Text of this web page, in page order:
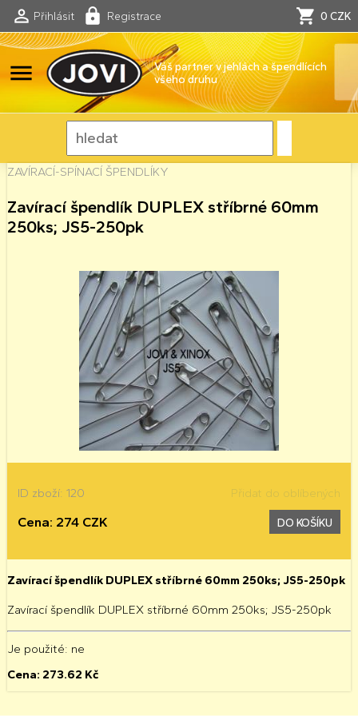
Přihlásit Registrace 0 CZK
menu
Váš partner v jehlách a špendlících
všeho druhu
ZAVÍRACÍ-SPÍNACÍ ŠPENDLÍKY
Zavírací špendlík DUPLEX stříbrné 60mm
250ks; JS5-250pk
ID zboží: 120 Přidat do oblíbených
Cena: 274 CZK DO KOŠÍKU
Zavírací špendlík DUPLEX stříbrné 60mm 250ks; JS5-250pk
Zavírací špendlík DUPLEX stříbrné 60mm 250ks; JS5-250pk
Je použité: ne
Cena: 273.62 Kč